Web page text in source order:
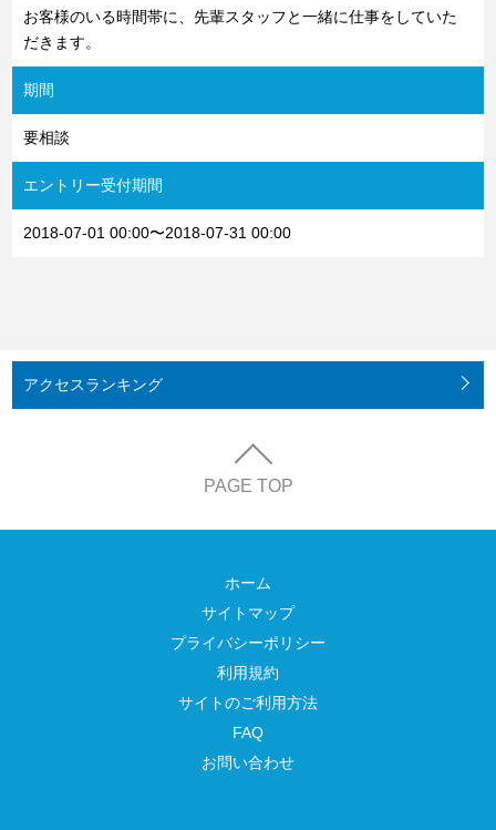
お客様のいる時間帯に、先輩スタッフと一緒に仕事をしていた
だきます。
期間
要相談
エントリー受付期間
2018-07-01 00:00〜2018-07-31 00:00
アクセスランキング
PAGE TOP
ホーム
サイトマップ
プライバシーポリシー
利用規約
サイトのご利用方法
FAQ
お問い合わせ